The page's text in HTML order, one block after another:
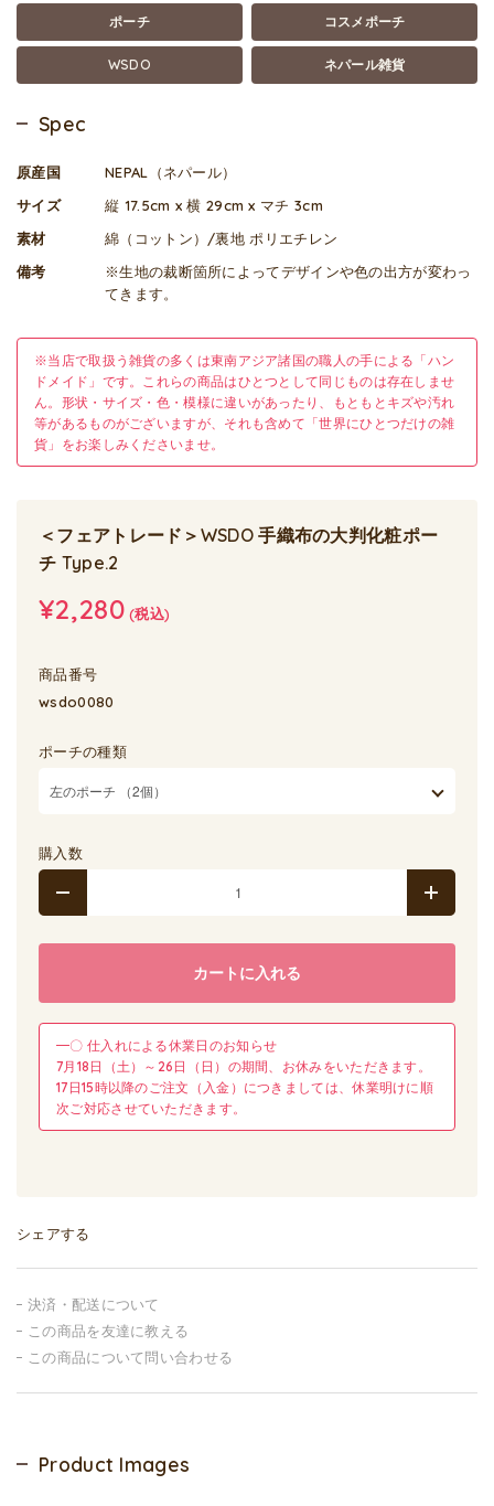
ポーチ コスメポーチ
WSDO ネパール雑貨
Spec
原産国
NEPAL（ネパール）
サイズ
縦 17.5cm x 横 29cm x マチ 3cm
素材
綿（コットン）/裏地 ポリエチレン
備考
※生地の裁断箇所によってデザインや色の出方が変わっ
てきます。
※当店で取扱う雑貨の多くは東南アジア諸国の職人の手による「ハン
ドメイド」です。これらの商品はひとつとして同じものは存在しませ
ん。形状・サイズ・色・模様に違いがあったり、もともとキズや汚れ
等があるものがございますが、それも含めて「世界にひとつだけの雑
貨」をお楽しみくださいませ。
＜フェアトレード＞WSDO 手織布の大判化粧ポー
チ Type.2
¥2,280(税込)
商品番号
wsdo0080
ポーチの種類
購入数
カートに入れる
━〇 仕入れによる休業日のお知らせ
7月18日（土）～26日（日）の期間、お休みをいただきます。
17日15時以降のご注文（入金）につきましては、休業明けに順
次ご対応させていただきます。
シェアする
決済・配送について
この商品を友達に教える
この商品について問い合わせる
Product Images